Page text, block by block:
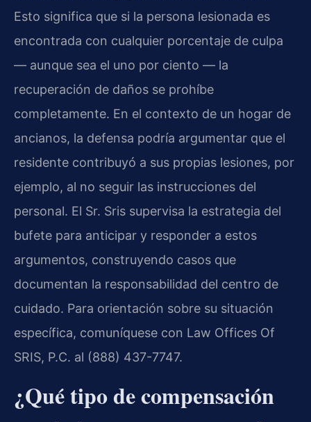
Esto significa que si la persona lesionada es
encontrada con cualquier porcentaje de culpa
— aunque sea el uno por ciento — la
recuperación de daños se prohíbe
completamente. En el contexto de un hogar de
ancianos, la defensa podría argumentar que el
residente contribuyó a sus propias lesiones, por
ejemplo, al no seguir las instrucciones del
personal. El Sr. Sris supervisa la estrategia del
bufete para anticipar y responder a estos
argumentos, construyendo casos que
documentan la responsabilidad del centro de
cuidado. Para orientación sobre su situación
específica, comuníquese con Law Offices Of
SRIS, P.C. al (888) 437-7747.
¿Qué tipo de compensación